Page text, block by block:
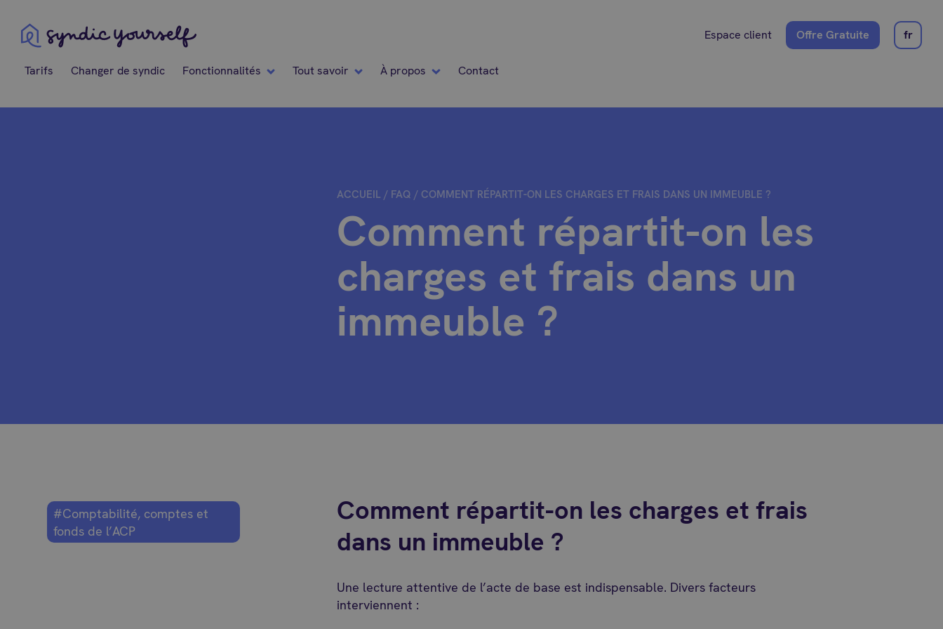
Syndic Yourself
Tarifs Changer de syndic Fonctionnalités Tout savoir À propos Contact
Espace client Offre Gratuite fr
ACCUEIL / FAQ / COMMENT RÉPARTIT-ON LES CHARGES ET FRAIS DANS UN IMMEUBLE ?
Comment répartit-on les
charges et frais dans un
immeuble ?
#Comptabilité, comptes et
fonds de l’ACP
Comment répartit-on les charges et frais
dans un immeuble ?
Une lecture attentive de l’acte de base est indispensable. Divers facteurs
interviennent :